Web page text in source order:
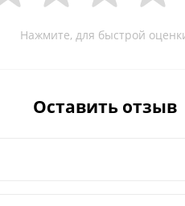
Нажмите, для быстрой
Оставить отзыв